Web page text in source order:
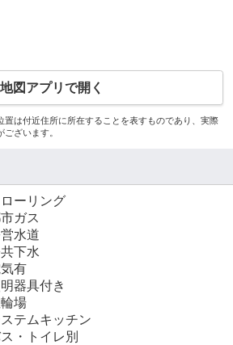
地図アプリで開く
は付近住所に所在することを表すものであり、実際
ざいます。
ーリング
ガス
水道
下水
有
器具付き
場
テムキッチン
・トイレ別